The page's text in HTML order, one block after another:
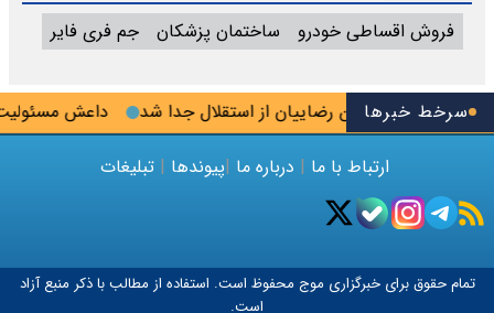
سرخط خبرها داعش مسئولیت رامین رضاییان از استقلال جدا شد
فروش اقساطی خودرو
ساختمان پزشکان جم فری فایر
ارتباط با ما | درباره ما |پیوندها | تبلیغات
تمام حقوق برای خبرگزاری موج محفوظ است. استفاده از مطالب با ذکر منبع آزاد
است.